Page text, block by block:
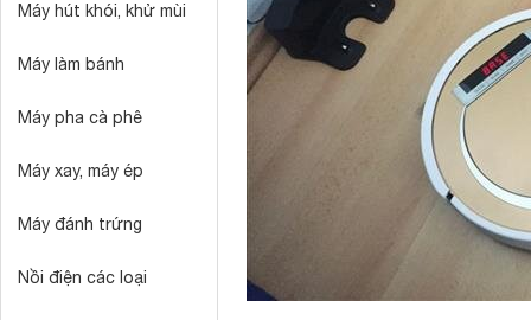
Máy hút khói, khử mùi
Máy làm bánh
Máy pha cà phê
Máy xay, máy ép
Máy đánh trứng
Nồi điện các loại